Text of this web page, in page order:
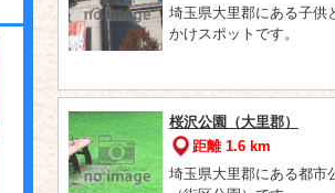
埼玉県大里郡にある子供
かけスポットです。
桜沢公園（大里郡）
距離 1.6 km
埼玉県大里郡にある都市